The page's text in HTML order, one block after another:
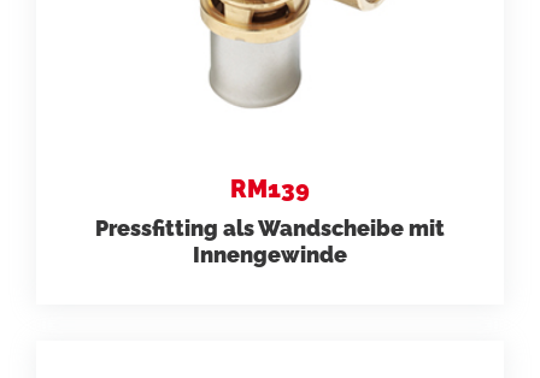
RM139
Pressfitting als Wandscheibe mit
Innengewinde